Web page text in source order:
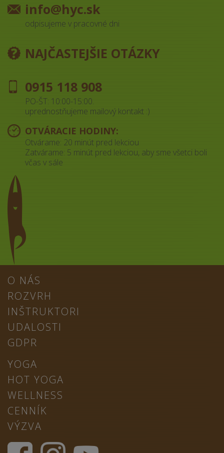
info@hyc.sk
odpisujeme v pracovné dni
NAJČASTEJŠIE OTÁZKY
0915 118 908
PO-ŠT: 10:00-15:00.
uprednostňujeme mailový kontakt :)
OTVÁRACIE HODINY:
Otvárame: 20 minút pred lekciou
Zatvárame: 5 minút pred lekciou, aby sme všetci boli
včas v sále
O NÁS
ROZVRH
INŠTRUKTORI
UDALOSTI
GDPR
YOGA
HOT YOGA
WELLNESS
CENNÍK
VÝZVA